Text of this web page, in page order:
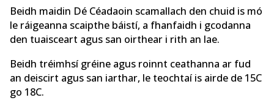
Beidh maidin Dé Céadaoin scamallach den chuid is mó
le ráigeanna scaipthe báistí, a fhanfaidh i gcodanna
den tuaisceart agus san oirthear i rith an lae.
Beidh tréimhsí gréine agus roinnt ceathanna ar fud
an deiscirt agus san iarthar, le teochtaí is airde de 15C
go 18C.